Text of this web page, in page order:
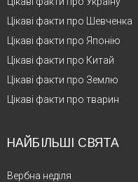
Цікаві факти про Шевченка
Цікаві факти про Японію
Цікаві факти про Китай
Цікаві факти про Землю
Цікаві факти про тварин
НАЙБІЛЬШІ СВЯТА
Вербна неділя